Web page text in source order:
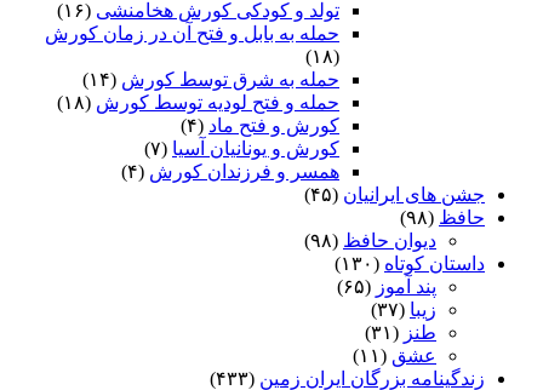
تولد و کودکی کورش هخامنشی (۱۶)
حمله به بابل و فتح آن در زمان کورش
(۱۸)
حمله به شرق توسط کورش (۱۴)
حمله و فتح لودیه توسط کورش (۱۸)
کورش و فتح ماد (۴)
کورش و یونانیان آسیا (۷)
همسر و فرزندان کورش (۴)
جشن های ایرانیان (۴۵)
حافظ (۹۸)
دیوان حافظ (۹۸)
داستان کوتاه (۱۳۰)
پند آموز (۶۵)
زیبا (۳۷)
طنز (۳۱)
عشق (۱۱)
زندگینامه بزرگان ایران زمین (۴۳۳)